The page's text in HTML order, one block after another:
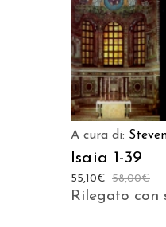
A cura di:
Isaia 1-39
58,00€
55,10€
Rilegato con